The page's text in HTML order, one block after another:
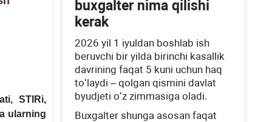
STIRi,
ularning
buхgalter nima qilishi
kerak
2026 yil 1 iyuldan boshlab ish
beruvchi bir yilda birinchi kasallik
davrining faqat 5 kuni uchun haq
toʻlaydi – qolgan qismini davlat
byudjeti oʻz zimmasiga oladi.
Buхgalter shunga asosan faqat